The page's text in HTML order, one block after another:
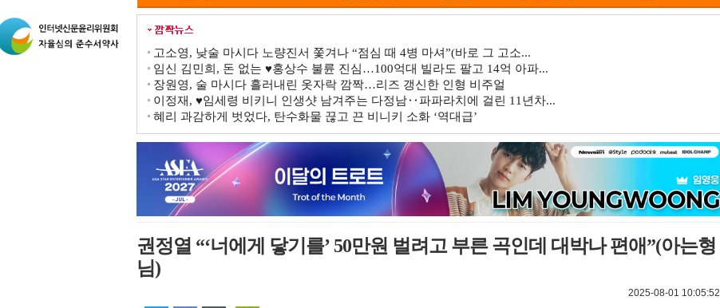
고소영, 낮술 마시다 노량진서 쫓겨나 “점심 때 4병 마셔”(바로 그 고소...
임신 김민희, 돈 없는 ♥홍상수 불륜 진심…100억대 빌라도 팔고 14억 아파...
장원영, 술 마시다 흘러내린 옷자락 깜짝…리즈 갱신한 인형 비주얼
이정재, ♥임세령 비키니 인생샷 남겨주는 다정남‥파파라치에 걸린 11년차...
혜리 과감하게 벗었다, 탄수화물 끊고 끈 비니키 소화 ‘역대급’
권정열 “‘너에게 닿기를’ 50만원 벌려고 부른 곡인데 대박나 편애”(아는형
님)
2025-08-01 10:05:52